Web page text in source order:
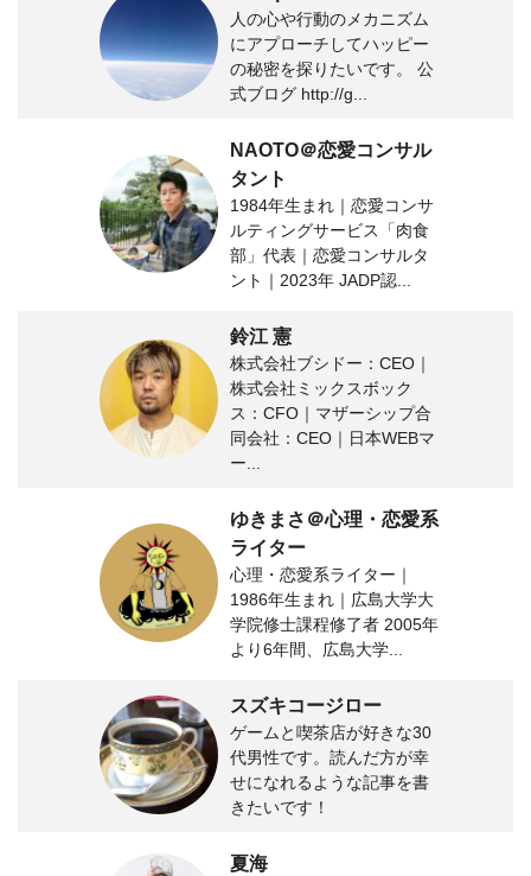
人の心や行動のメカニズム
にアプローチしてハッピー
の秘密を探りたいです。 公
式ブログ http://g...
NAOTO＠恋愛コンサル
タント
1984年生まれ｜恋愛コンサ
ルティングサービス「肉食
部」代表｜恋愛コンサルタ
ント｜2023年 JADP認...
鈴江 憲
株式会社ブシドー：CEO｜
株式会社ミックスボック
ス：CFO｜マザーシップ合
同会社：CEO｜日本WEBマ
ー...
ゆきまさ＠心理・恋愛系
ライター
心理・恋愛系ライター｜
1986年生まれ｜広島大学大
学院修士課程修了者 2005年
より6年間、広島大学...
スズキコージロー
ゲームと喫茶店が好きな30
代男性です。読んだ方が幸
せになれるような記事を書
きたいです！
夏海